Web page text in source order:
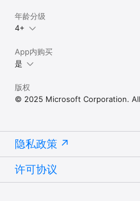
年龄分级
4+
App内购买
是
版权
© 2025 Microsoft Corporation.
隐私政策
许可协议